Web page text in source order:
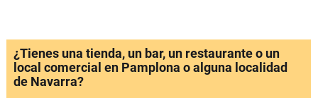
¿Tienes una tienda, un bar, un restaurante o un
local comercial en Pamplona o alguna localidad
de Navarra?